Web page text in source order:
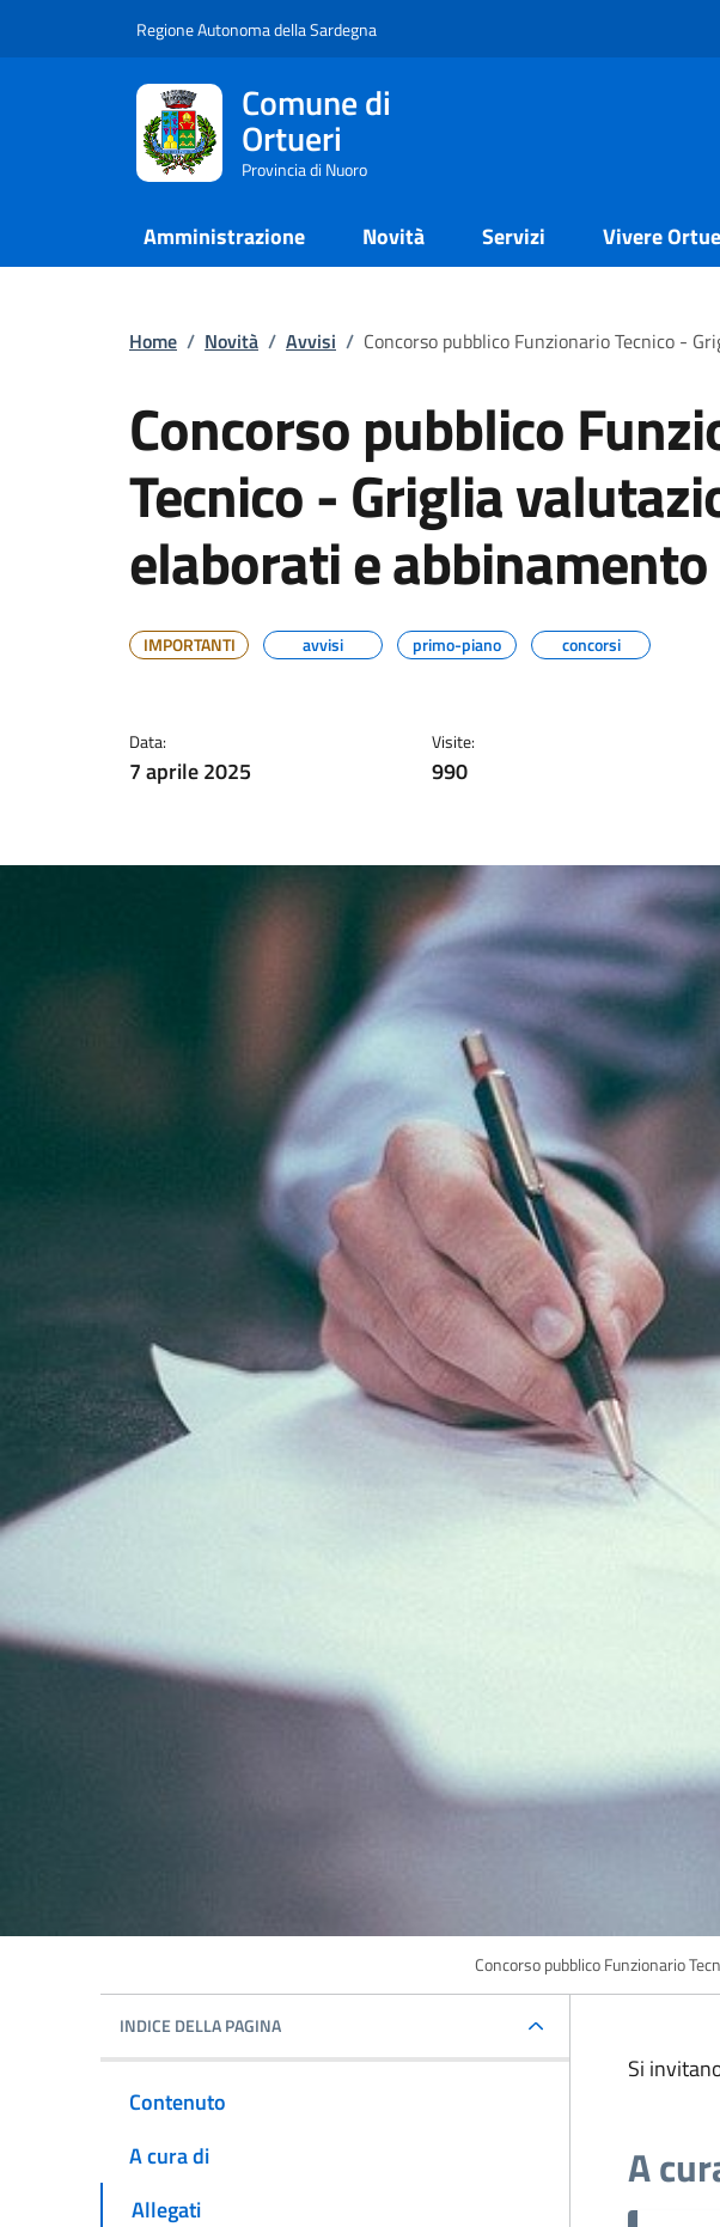
Regione Autonoma della Sardegna
Comune di
Ortueri
Provincia di Nuoro
Amministrazione Novità Servizi Vivere
Home / Novità / Avvisi / Concorso pubblico Funzionario Tecnico -
Concorso pubblico
Tecnico - Griglia
elaborati e
IMPORTANTI avvisi primo-piano concorsi
Data:
7 aprile 2025
Visite:
990
Concorso pubblico Funzionario
INDICE DELLA PAGINA
Contenuto
A cura di
Allegati
Si
A